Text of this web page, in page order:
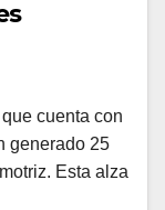
cuenta con
generado 25
Esta alza